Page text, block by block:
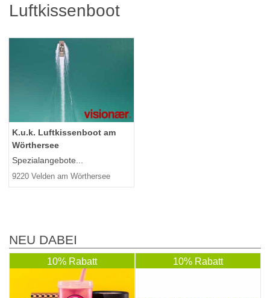
Luftkissenboot
K.u.k. Luftkissenboot am
Wörthersee
Spezialangebote...
9220 Velden am Wörthersee
NEU DABEI
10% Rabatt 10% Rabatt